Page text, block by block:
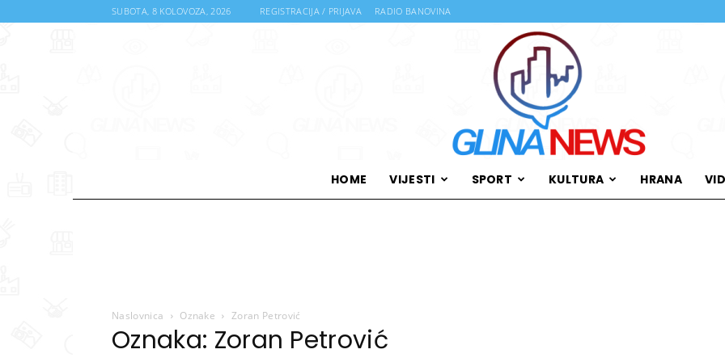
SUBOTA, 8 KOLOVOZA, 2026 REGISTRACIJA / PRIJAVA RADIO BANOVINA
HOME VIJESTI SPORT KULTURA HRANA
Naslovnica Oznake Zoran Petrović
Oznaka: Zoran Petrović